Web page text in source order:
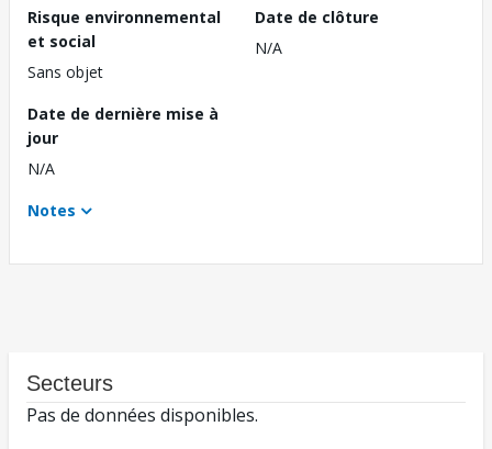
Risque environnemental
et social
Sans objet
Date de clôture
N/A
Date de dernière mise à
jour
N/A
Notes
Secteurs
Pas de données disponibles.